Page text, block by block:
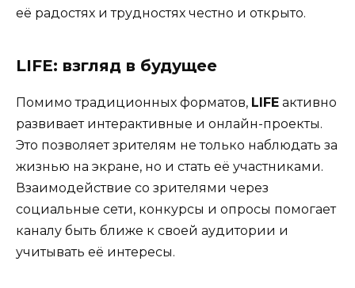
её радостях и трудностях честно и открыто.
LIFE: взгляд в будущее
Помимо традиционных форматов, LIFE активно
развивает интерактивные и онлайн-проекты.
Это позволяет зрителям не только наблюдать за
жизнью на экране, но и стать её участниками.
Взаимодействие со зрителями через
социальные сети, конкурсы и опросы помогает
каналу быть ближе к своей аудитории и
учитывать её интересы.